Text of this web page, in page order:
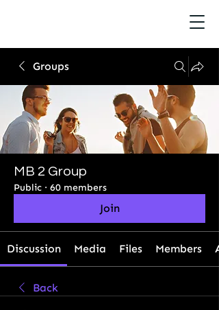
Groups
MB 2 Group
Public · 60 members
Join
Discussion Media Files Members
Back